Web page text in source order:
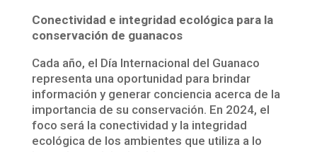
Conectividad e integridad ecológica para la
conservación de guanacos
Cada año, el Día Internacional del Guanaco
representa una oportunidad para brindar
información y generar conciencia acerca de la
importancia de su conservación. En 2024, el
foco será la conectividad y la integridad
ecológica de los ambientes que utiliza a lo